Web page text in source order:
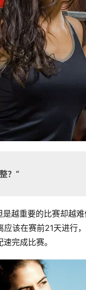
？“
越重要的比赛却越
该在赛前21天进行
完成比赛。